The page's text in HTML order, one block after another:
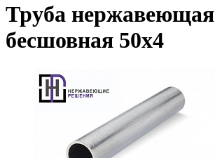
Труба нержавеющая
бесшовная 50х4